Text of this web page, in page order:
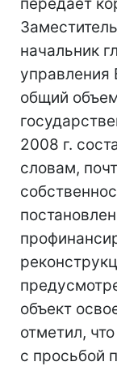
начальник
управления
общий
2008 г.
словам,
объект
отметил,
с просьбой